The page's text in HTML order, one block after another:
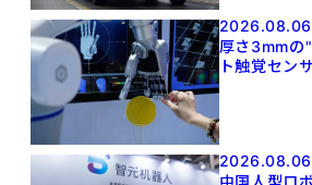
2026.08.06
厚さ3mm
ト触覚セン
2026.08.06